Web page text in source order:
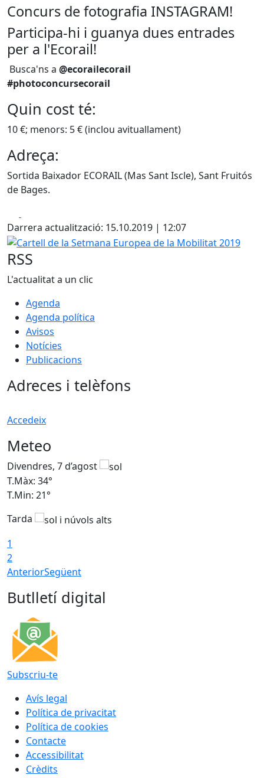
Concurs de fotografia INSTAGRAM!
Participa-hi i guanya dues entrades
per a l'Ecorail!
Busca'ns a @ecorailecorail
#photoconcursecorail
Quin cost té:
10 €; menors: 5 € (inclou avituallament)
Adreça:
Sortida Baixador ECORAIL (Mas Sant Iscle), Sant Fruitós
de Bages.
Darrera actualització: 15.10.2019 | 12:07
Cartell de la Setmana Europea de la Mobilitat 2019
RSS
L'actualitat a un clic
Agenda
Agenda política
Avisos
Notícies
Publicacions
Adreces i telèfons
Accedeix
Meteo
Divendres, 7 d’agost
T.Màx: 34°
T.Min: 21°
Tarda
1
2
AnteriorSegüent
Butlletí digital
Subscriu-te
Avís legal
Política de privacitat
Política de cookies
Contacte
Accessibilitat
Crèdits